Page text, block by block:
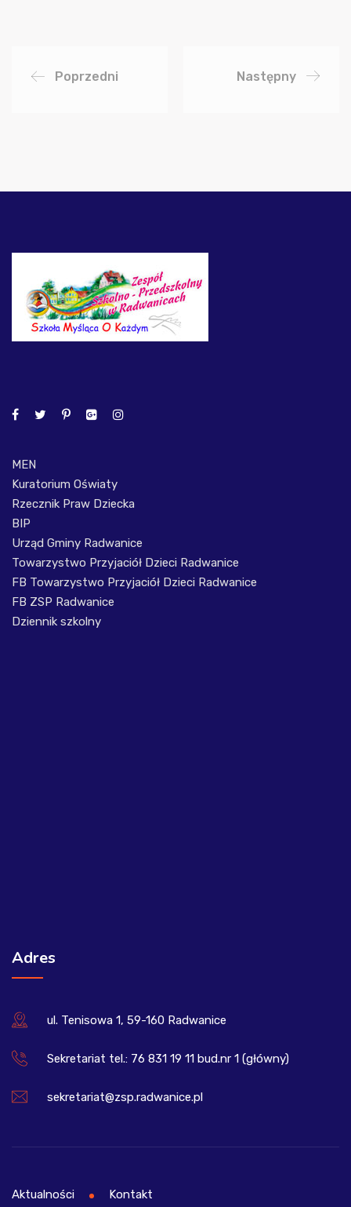
Poprzedni Następny
MEN
Kuratorium Oświaty
Rzecznik Praw Dziecka
BIP
Urząd Gminy Radwanice
Towarzystwo Przyjaciół Dzieci Radwanice
FB Towarzystwo Przyjaciół Dzieci Radwanice
FB ZSP Radwanice
Dziennik szkolny
Adres
ul. Tenisowa 1, 59-160 Radwanice
Sekretariat tel.: 76 831 19 11 bud.nr 1 (główny)
sekretariat@zsp.radwanice.pl
Aktualności Kontakt